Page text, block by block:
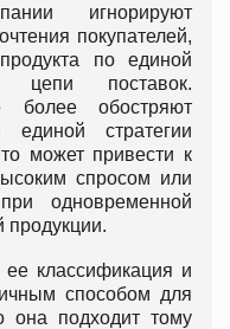
игнорируют
покупателей,
по единой
цепи поставок.
более обостряют
стратегии
может привести к
спросом или
одновременной
продукции.
классификация и
способом для
она подходит тому